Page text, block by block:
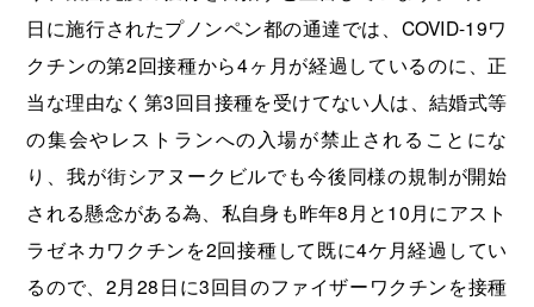
日に施行されたプノンペン都の通達では、COVID-19ワ
クチンの第2回接種から4ヶ月が経過しているのに、正
当な理由なく第3回目接種を受けてない人は、結婚式等
の集会やレストランへの入場が禁止されることにな
り、我が街シアヌークビルでも今後同様の規制が開始
される懸念がある為、私自身も昨年8月と10月にアスト
ラゼネカワクチンを2回接種して既に4ケ月経過してい
るので、2月28日に3回目のファイザーワクチンを接種